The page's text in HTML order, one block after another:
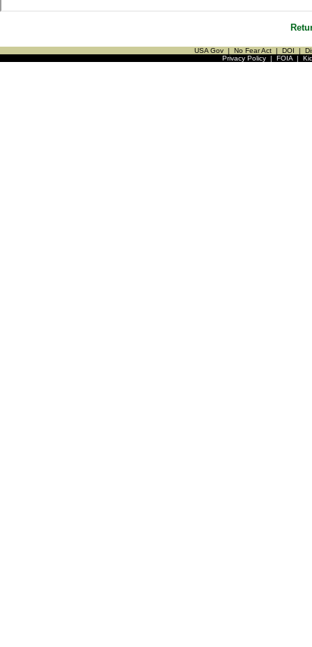
USA Gov | No Fear Act | DOI |
Privacy Policy| FOIA|